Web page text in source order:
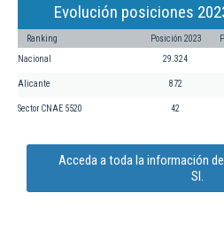
Evolución posiciones
Ranking Posición 2023
Nacional 29.324
Alicante 872
Sector CNAE 5520 42
Acceda a toda la información
Sl.